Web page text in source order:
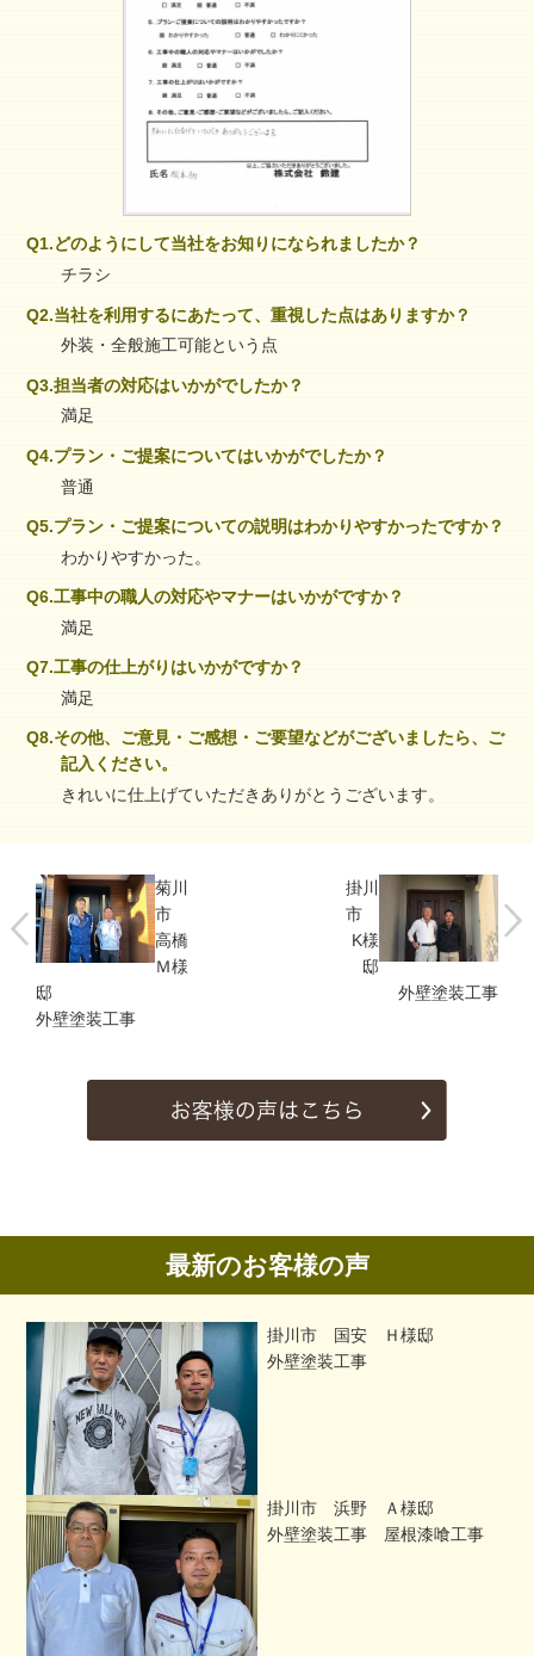
Q1.どのようにして当社をお知りになられましたか？
チラシ
Q2.当社を利用するにあたって、重視した点はありますか？
外装・全般施工可能という点
Q3.担当者の対応はいかがでしたか？
満足
Q4.プラン・ご提案についてはいかがでしたか？
普通
Q5.プラン・ご提案についての説明はわかりやすかったですか？
わかりやすかった。
Q6.工事中の職人の対応やマナーはいかがですか？
満足
Q7.工事の仕上がりはいかがですか？
満足
Q8.その他、ご意見・ご感想・ご要望などがございましたら、ご
記入ください。
きれいに仕上げていただきありがとうございます。
菊川
市
高橋
Ｍ様
邸
外壁塗装工事
掛川
市
K様
邸
外壁塗装工事
最新のお客様の声
掛川市 国安 Ｈ様邸
外壁塗装工事
掛川市 浜野 Ａ様邸
外壁塗装工事 屋根漆喰工事